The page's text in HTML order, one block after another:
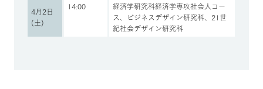
4月2日
(土)
14:00
経済学研究科経済学専攻社会人コー
ス、ビジネスデザイン研究科、21世
紀社会デザイン研究科